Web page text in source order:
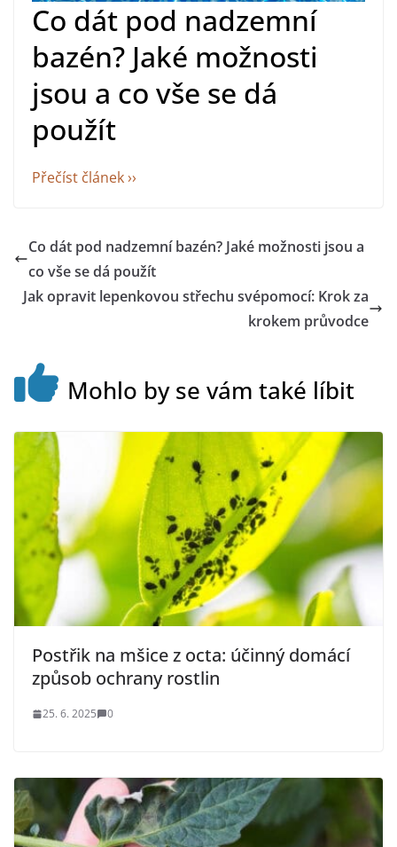
Co dát pod nadzemní
bazén? Jaké možnosti
jsou a co vše se dá
použít
Přečíst článek ››
Co dát pod nadzemní bazén? Jaké možnosti jsou a
co vše se dá použít
Jak opravit lepenkovou střechu svépomocí: Krok za
krokem průvodce
Mohlo by se vám také líbit
Postřik na mšice z octa: účinný domácí
způsob ochrany rostlin
25. 6. 2025 0